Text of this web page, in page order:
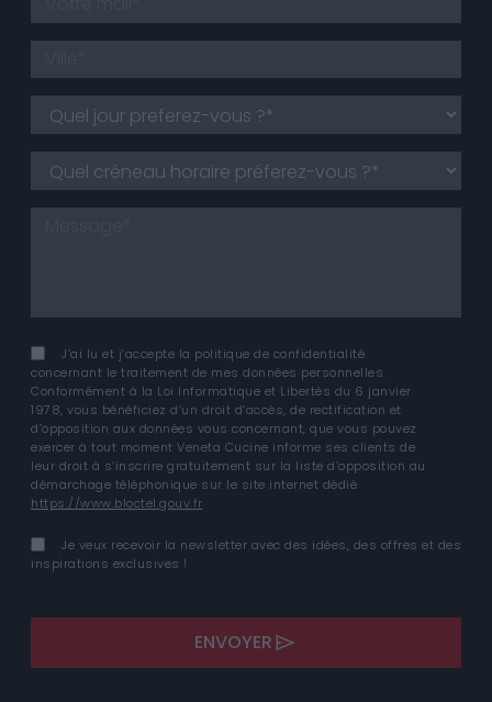
J’ai lu et j’accepte la politique de confidentialité
concernant le traitement de mes données personnelles.
Conformément à la Loi Informatique et Libertés du 6 janvier
1978, vous bénéficiez d’un droit d’accès, de rectification et
d’opposition aux données vous concernant, que vous pouvez
exercer à tout moment Veneta Cucine informe ses clients de
leur droit à s’inscrire gratuitement sur la liste d’opposition au
démarchage téléphonique sur le site internet dédié
https://www.bloctel.gouv.fr
Je veux recevoir la newsletter avec des idées, des offres et des
inspirations exclusives !
ENVOYER